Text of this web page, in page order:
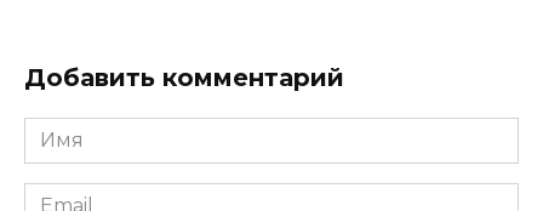
Добавить комментарий
Имя
*
Email